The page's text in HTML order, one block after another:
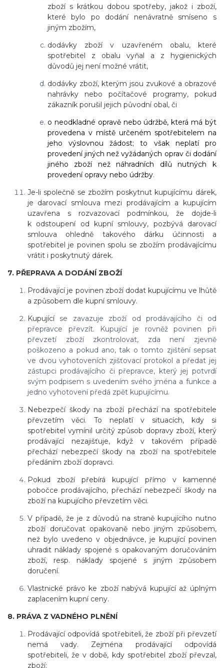
zboží s krátkou dobou spotřeby, jakož i zboží,
které bylo po dodání nenávratně smíseno s
jiným zbožím,
dodávky zboží v uzavřeném obalu, které
spotřebitel z obalu vyňal a z hygienických
důvodů jej není možné vrátit,
dodávky zboží, kterým jsou zvukové a obrazové
nahrávky nebo počítačové programy, pokud
zákazník porušil jejich původní obal, či
o neodkladné opravě nebo údržbě, která má být
provedena v místě určeném spotřebitelem na
jeho výslovnou žádost; to však neplatí pro
provedení jiných než vyžádaných oprav či dodání
jiného zboží než náhradních dílů nutných k
provedení opravy nebo údržby.
Je-li společně se zbožím poskytnut kupujícímu dárek,
je darovací smlouva mezi prodávajícím a kupujícím
uzavřena s rozvazovací podmínkou, že dojde-li
k odstoupení od kupní smlouvy, pozbývá darovací
smlouva ohledně takového dárku účinnosti a
spotřebitel je povinen spolu se zbožím prodávajícímu
vrátit i poskytnutý dárek.
7. PŘEPRAVA A DODÁNÍ ZBOŽÍ
Prodávající je povinen zboží dodat kupujícímu ve lhůtě
a způsobem dle kupní smlouvy.
Kupujícíse zavazuje zboží od prodávajícího či od
přepravce převzít. Kupující je rovněž povinen při
převzetí zboží zkontrolovat, zda není zjevně
poškozeno a pokud ano, tak o tomto zjištění sepsat
ve dvou vyhotoveních zjišťovací protokol a předat jej
zástupci prodávajícího či přepravce, který jej potvrdí
svým podpisem s uvedením svého jména a funkce a
jedno vyhotovení předá zpět kupujícímu.
Nebezpečí škody na zboží přechází na spotřebitele
převzetím věci. To neplatí v situacích, kdy si
spotřebitel vymínil určitý způsob dopravy zboží, který
prodávající nezajišťuje, když v takovém případě
přechází nebezpečí škody na zboží na spotřebitele
předáním zboží dopravci.
Pokud zboží přebírá kupující přímo v kamenné
pobočce prodávajícího, přechází nebezpečí škody na
zboží na kupujícího převzetím věci.
V případě, že je z důvodů na straně kupujícího nutno
zboží doručovat opakovaně nebo jiným způsobem,
než bylo uvedeno v objednávce, je kupující povinen
uhradit náklady spojené s opakovaným doručováním
zboží, resp. náklady spojené s jiným způsobem
doručení.
Vlastnické právo ke zboží nabývá kupující až úplným
zaplacením kupní ceny.
8. PRÁVA Z VADNÉHO PLNĚNÍ
Prodávající odpovídá spotřebiteli, že zboží při převzetí
nemá vady. Zejména prodávající odpovídá
spotřebiteli, že v době, kdy spotřebitel zboží převzal,
zboží: